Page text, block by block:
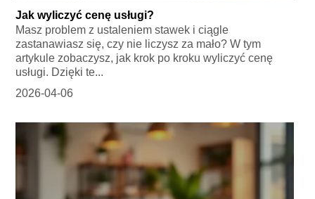
Jak wyliczyć cenę usługi?
Masz problem z ustaleniem stawek i ciągle
zastanawiasz się, czy nie liczysz za mało? W tym
artykule zobaczysz, jak krok po kroku wyliczyć cenę
usługi. Dzięki te...
2026-04-06